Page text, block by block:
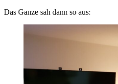
Das Ganze sah dann so aus: